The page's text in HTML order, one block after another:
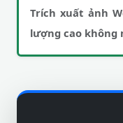
Trích xuất ảnh
lượng cao không